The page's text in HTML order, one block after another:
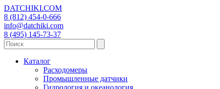
DATCHIKI.COM
8 (812) 454-0-666
info@datchiki.com
8 (495) 145-73-37
Каталог
Расходомеры
Промышленные датчики
Гидрология и океанология